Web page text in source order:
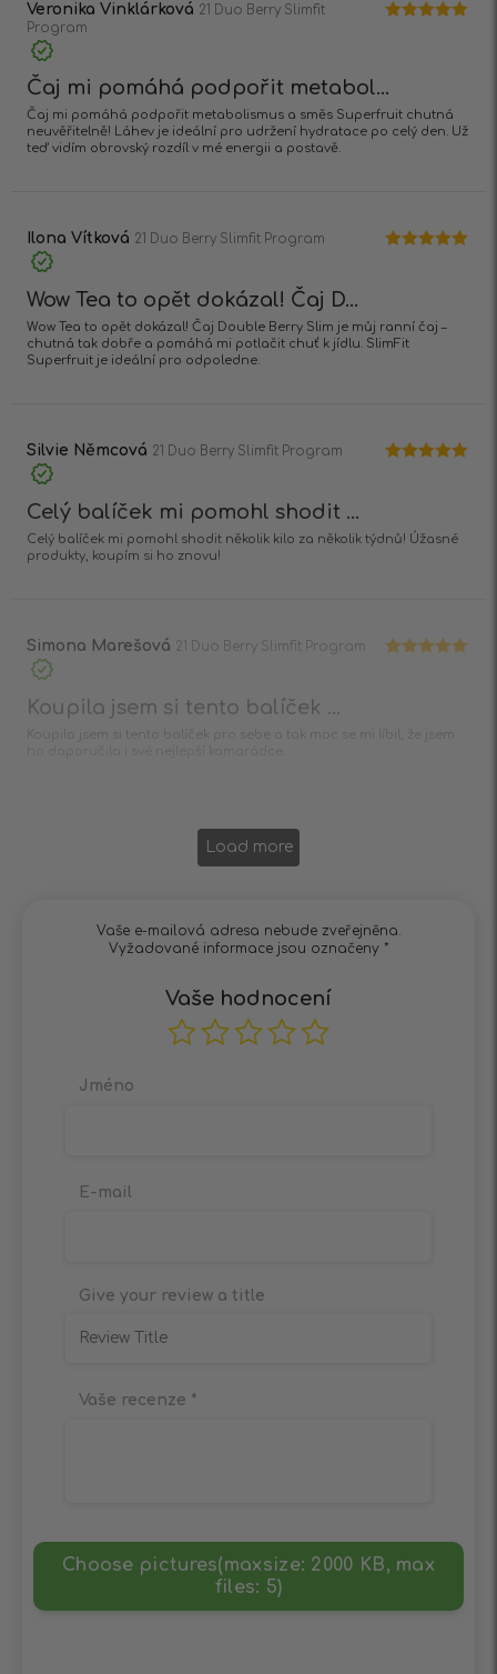
Veronika Vinklárková 21 Duo Berry Slimfit
Program
Čaj mi pomáhá podpořit metabol...
Čaj mi pomáhá podpořit metabolismus a směs Superfruit chutná
neuvěřitelně! Láhev je ideální pro udržení hydratace po celý den. Už
teď vidím obrovský rozdíl v mé energii a postavě.
Ilona Vítková 21 Duo Berry Slimfit Program
Wow Tea to opět dokázal! Čaj D...
Wow Tea to opět dokázal! Čaj Double Berry Slim je můj ranní čaj –
chutná tak dobře a pomáhá mi potlačit chuť k jídlu. SlimFit
Superfruit je ideální pro odpoledne.
Silvie Němcová 21 Duo Berry Slimfit Program
Celý balíček mi pomohl shodit ...
Celý balíček mi pomohl shodit několik kilo za několik týdnů! Úžasné
produkty, koupím si ho znovu!
Simona Marešová 21 Duo Berry Slimfit Program
Koupila jsem si tento balíček ...
Koupila jsem si tento balíček pro sebe a tak moc se mi líbil, že jsem
Load more
Vaše e-mailová adresa nebude zveřejněna.
Vyžadované informace jsou označeny *
Give your review a title
Vaše hodnocení
Vaše recenze *
Choose pictures(maxsize: 2000 KB, max
files: 5)
Jméno
E-mail